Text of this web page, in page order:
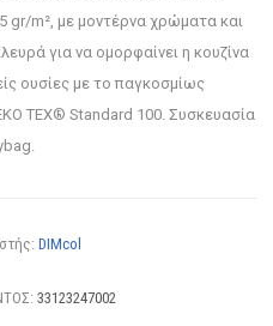
m², με μοντέρνα χρώματα και
για να ομορφαίνει η κουζίνα
ουσίες με το παγκοσμίως
TEX® Standard 100. Συσκευασία
DIMcol
33123247002